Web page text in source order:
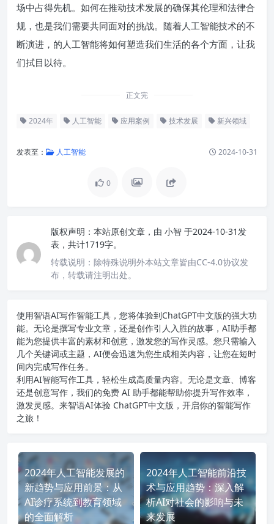
场中占得先机。如何在推动技术发展的确保其伦理和法律合
规，也是我们需要共同面对的挑战。随着人工智能技术的不
断演进，的人工智能将如何塑造我们生活的各个方面，让我
们拭目以待。
正文完
2024年 人工智能 应用案例 技术发展 新兴领域
发表至： 人工智能 2024-10-31
0
版权声明： 本站原创文章，由 小智 于2024-10-31发
表，共计1719字。
转载说明： 除特殊说明外本站文章皆由CC-4.0协议发
布，转载请注明出处。
使用智语AI写作智能工具，您将体验到ChatGPT中文版的强大功
能。无论是撰写专业文章，还是创作引人入胜的故事，AI助手都
能为您提供丰富的素材和创意，激发您的写作灵感。您只需输入
几个关键词或主题，AI便会迅速为您生成相关内容，让您在短时
间内完成写作任务。
利用AI智能写作工具，轻松生成高质量内容。无论是文章、博客
还是创意写作，我们的免费 AI 助手都能帮助你提升写作效率，
激发灵感。来智语AI体验 ChatGPT中文版 ，开启你的智能写作
之旅！
2024年人工智能发展的
新趋势与应用前景：从
AI诊疗系统到教育领域
的全面解析
2024年人工智能前沿技
术与应用趋势：深入解
析AI对社会的影响与未
来发展